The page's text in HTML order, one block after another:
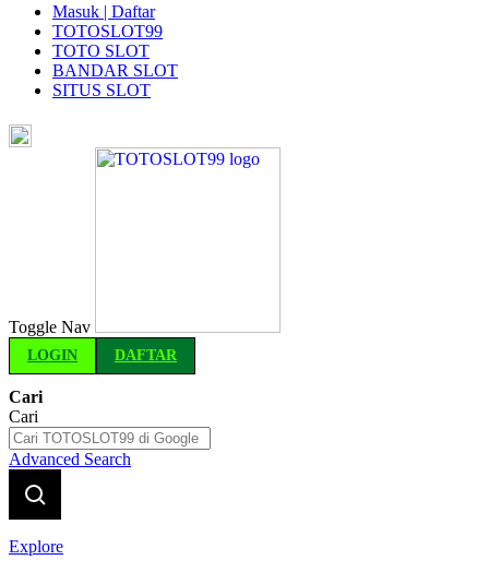
Masuk | Daftar
TOTOSLOT99
TOTO SLOT
BANDAR SLOT
SITUS SLOT
Toggle Nav
LOGIN DAFTAR
Cari
Cari
Advanced Search
Explore